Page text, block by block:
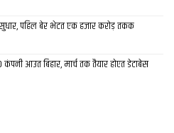
पहिल बेर भेटत एक हजार करोड़ तकक
आउत बिहार, मार्च तक तैयार होएत डेटाबेस